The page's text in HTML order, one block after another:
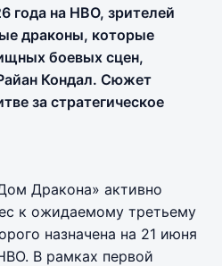
года на HBO, зрителей
драконы, которые
боевых сцен,
Кондал. Сюжет
за стратегическое
Дракона» активно
к ожидаемому третьему
назначена на 21 июня
В рамках первой